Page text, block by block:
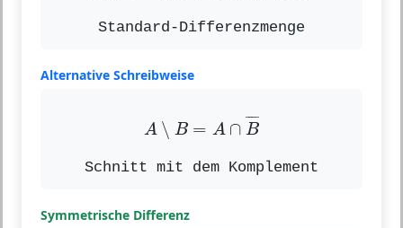
Standard-Differenzmenge
Alternative Schreibweise
A ∖ B = A ∩ ¯¯¯¯
B
Schnitt mit dem Komplement
Symmetrische Differenz